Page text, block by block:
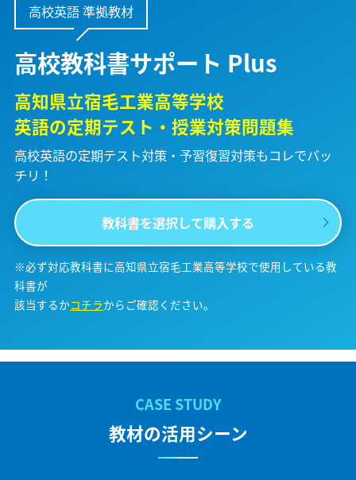
高校英語 準拠教材
高校教科書サポート Plus
高知県立宿毛工業高等学校
英語の定期テスト・授業対策問題集
高校英語の定期テスト対策・予習復習対策もコレでバッ
チリ！
教科書を選択して購入する
※必ず対応教科書に高知県立宿毛工業高等学校で使用している教
科書が
該当するかコチラからご確認ください。
教材の活用シーン